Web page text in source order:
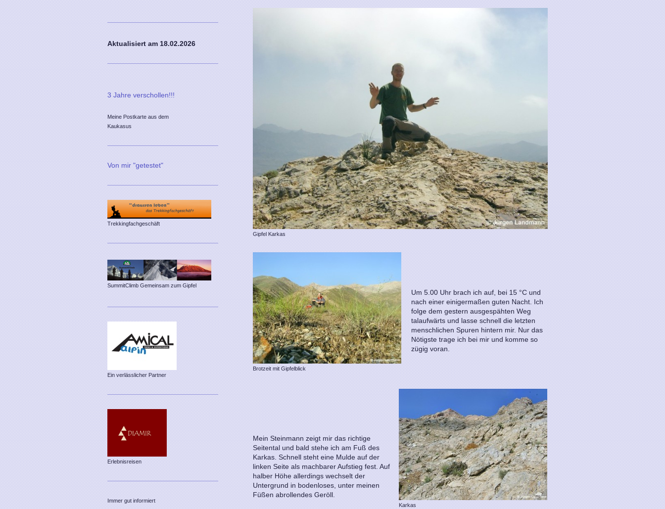
Gipfel Karkas
Brotzeit mit Gipfelblick
Um 5.00 Uhr brach ich auf, bei 15 °C und
nach einer einigermaßen guten Nacht. Ich
folge dem gestern ausgespähten Weg
talaufwärts und lasse schnell die letzten
menschlichen Spuren hintern mir. Nur das
Nötigste trage ich bei mir und komme so
zügig voran.
Karkas
Mein Steinmann zeigt mir das richtige
Seitental und bald stehe ich am Fuß des
Karkas. Schnell steht eine Mulde auf der
linken Seite als machbarer Aufstieg fest. Auf
halber Höhe allerdings wechselt der
Untergrund in bodenloses, unter meinen
Füßen abrollendes Geröll.
Aktualisiert am 18.02.2026
3 Jahre verschollen!!!
Meine Postkarte aus dem
Kaukasus
Von mir "getestet"
Trekkingfachgeschäft
SummitClimb Gemeinsam zum Gipfel
Ein verlässlicher Partner
Erlebnisreisen
Immer gut informiert